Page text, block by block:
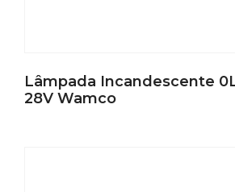
Lâmpada Incandescente
28V Wamco